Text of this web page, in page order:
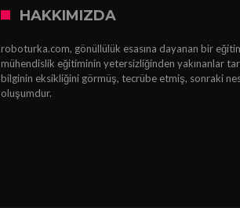
HAKKIMIZDA
roboturka.com, gönüllülük esasına dayanan bir
mühendislik eğitiminin yetersizliğinden yakınanlar
bilginin eksikliğini görmüş, tecrübe etmiş, sonraki
oluşumdur.